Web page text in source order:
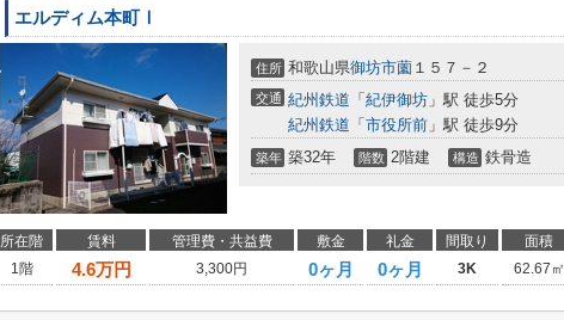
エルディム本町Ⅰ
住所 和歌山県御坊市薗 １５７－２
交通 紀州鉄道 「 紀伊御坊 」駅 徒歩5分
紀州鉄道 「 市役所前 」駅 徒歩9分
築年 築32年 階数 2階建 構造 鉄骨造
所在階 賃料 管理費・共益費 敷金 礼金 間取り 面積
1階
4.6万円 3,300円 0ヶ月 0ヶ月 3K 62.67㎡